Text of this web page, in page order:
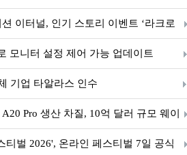
이터널, 인기 스토리 이벤트 ‘라크로
기념 이벤트 실시!
모니터 설정 제어 가능 업데이트
기업 타알라스 인수
Pro 생산 차질, 10억 달러 규모 웨이
티벌 2026', 온라인 페스티벌 7일 공식